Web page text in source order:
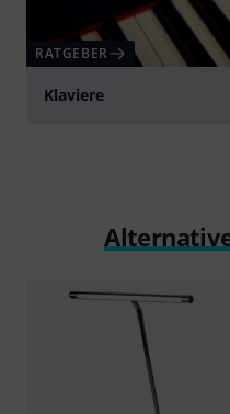
RATGEBER
Klaviere